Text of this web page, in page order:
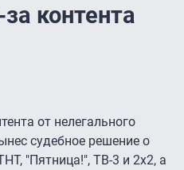
контента
от нелегального
судебное решение о
"Пятница!", ТВ-3 и 2х2, а